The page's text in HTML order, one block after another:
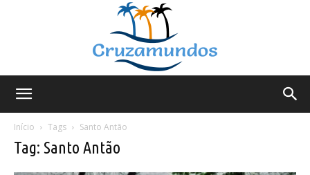
Início
Tags Santo Antão
Tag: Santo Antão